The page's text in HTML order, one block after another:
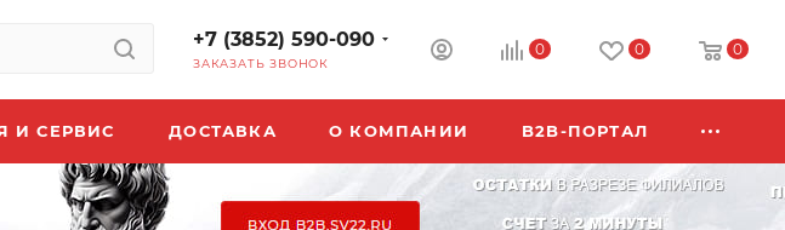
+7 (3852) 590-090
ЗАКАЗАТЬ ЗВОНОК
0 0 0
И СЕРВИС ДОСТАВКА О КОМПАНИИ B2B-ПОРТАЛ